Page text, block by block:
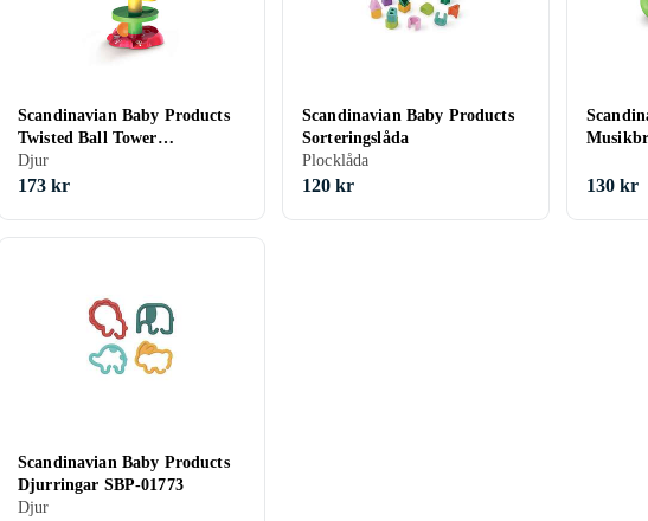
Scandinavian Baby Products
Twisted Ball Tower
Aktivitetsleksak
Djur
173 kr
Scandinavian Baby Products
Sorteringslåda
Plocklåda
120 kr 130 kr
Scandinavian Baby Products
Djurringar SBP-01773
Djur